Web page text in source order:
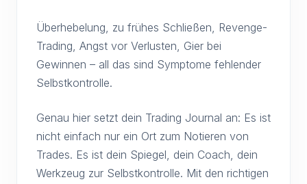
Überhebelung, zu frühes Schließen, Revenge-
Trading, Angst vor Verlusten, Gier bei
Gewinnen – all das sind Symptome fehlender
Selbstkontrolle.
Genau hier setzt dein Trading Journal an: Es ist
nicht einfach nur ein Ort zum Notieren von
Trades. Es ist dein Spiegel, dein Coach, dein
Werkzeug zur Selbstkontrolle. Mit den richtigen